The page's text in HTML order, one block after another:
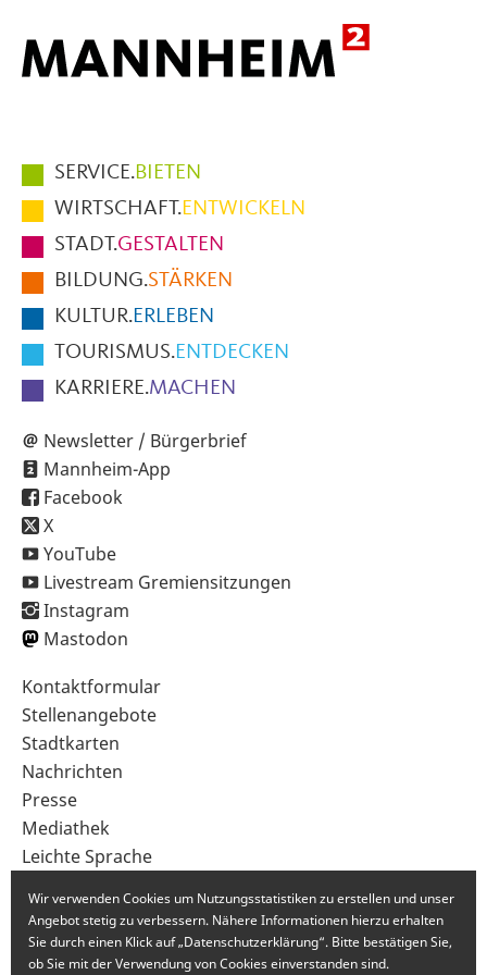
Hauptmenüpunkte
im
Fußbereich
der
Seite
SERVICE.BIETEN
WIRTSCHAFT.ENTWICKELN
STADT.GESTALTEN
BILDUNG.STÄRKEN
KULTUR.ERLEBEN
TOURISMUS.ENTDECKEN
KARRIERE.MACHEN
Newsletter / Bürgerbrief
Mannheim-App
Facebook
X
YouTube
Livestream Gremiensitzungen
Instagram
Mastodon
Sekundärnavigation
im
Fußbereich
Kontaktformular
Stellenangebote
Stadtkarten
Nachrichten
Presse
Mediathek
Leichte Sprache
Wir verwenden Cookies um Nutzungsstatistiken zu erstellen und unser
Angebot stetig zu verbessern. Nähere Informationen hierzu erhalten
Sie durch einen Klick auf „Datenschutzerklärung“. Bitte bestätigen Sie,
ob Sie mit der Verwendung von Cookies einverstanden sind.